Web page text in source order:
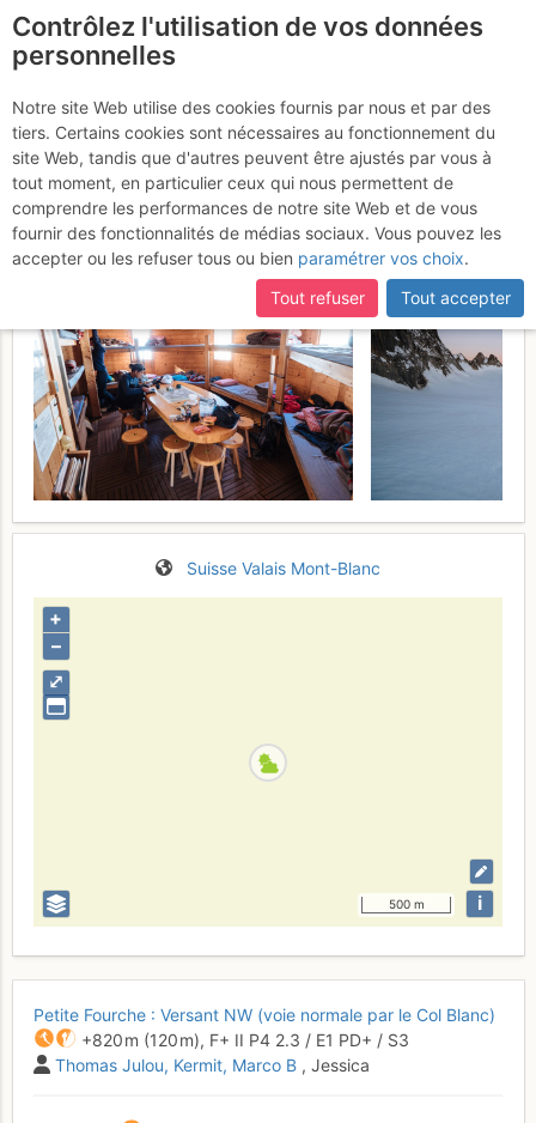
Petite Fourche : Par le
Col Blanc (voie normale)
Dimanche 11 juin 2017
Suisse Valais Mont-Blanc
⤢
+
–
500 m i
Petite Fourche : Versant NW (voie normale par le Col Blanc)
+820 m (120 m), F+ II P4 2.3 / E1 PD+ / S3
Thomas Julou Kermit Marco B , Jessica
Contrôlez l'utilisation de vos données
personnelles
Notre site Web utilise des cookies fournis par nous et par des
tiers. Certains cookies sont nécessaires au fonctionnement du
site Web, tandis que d'autres peuvent être ajustés par vous à
tout moment, en particulier ceux qui nous permettent de
comprendre les performances de notre site Web et de vous
fournir des fonctionnalités de médias sociaux. Vous pouvez les
accepter ou les refuser tous ou bien paramétrer vos choix.
Tout refuser
Tout accepter